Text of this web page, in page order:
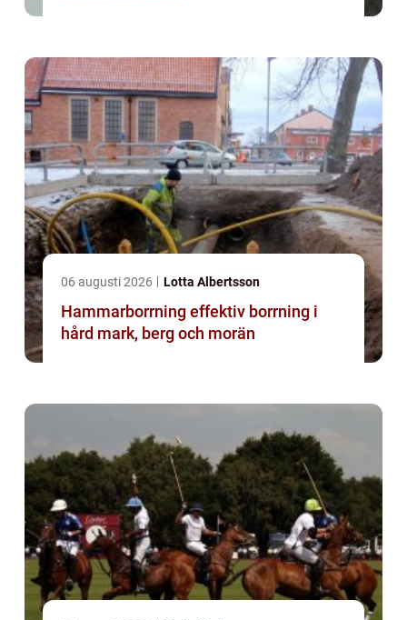
06 augusti 2026 Lotta Albertsson
Hammarborrning effektiv borrning i
hård mark, berg och morän